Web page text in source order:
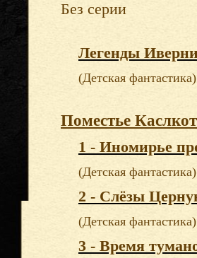
Без серии
Легенды
(Детская фантастика)
Поместье
1 - Иномирье
(Детская фантастика)
2 - Слёзы
(Детская фантастика)
3 - Время